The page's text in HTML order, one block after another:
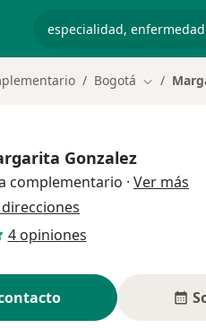
Bogotá Cambiar
Gonzalez
complementario · Ver más
4 opiniones